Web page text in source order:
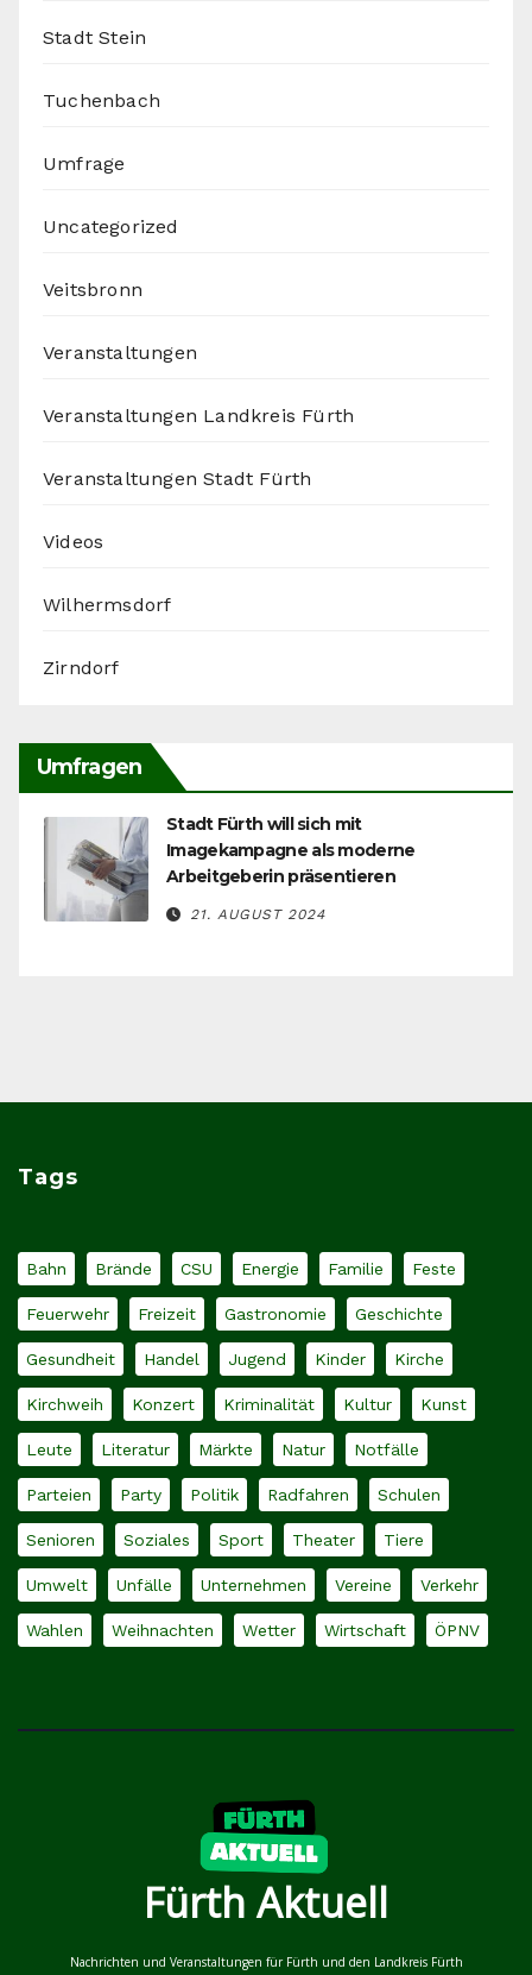
Stadt Stein
Tuchenbach
Umfrage
Uncategorized
Veitsbronn
Veranstaltungen
Veranstaltungen Landkreis Fürth
Veranstaltungen Stadt Fürth
Videos
Wilhermsdorf
Zirndorf
Umfragen
Stadt Fürth will sich mit
Imagekampagne als moderne
Arbeitgeberin präsentieren
21. AUGUST 2024
Tags
Bahn Brände CSU Energie Familie Feste
Feuerwehr Freizeit Gastronomie Geschichte
Gesundheit Handel Jugend Kinder Kirche
Kirchweih Konzert Kriminalität Kultur Kunst
Leute Literatur Märkte Natur Notfälle
Parteien Party Politik Radfahren Schulen
Senioren Soziales Sport Theater Tiere
Umwelt Unfälle Unternehmen Vereine Verkehr
Wahlen Weihnachten Wetter Wirtschaft ÖPNV
Fürth Aktuell
Nachrichten und Veranstaltungen für Fürth und den Landkreis Fürth